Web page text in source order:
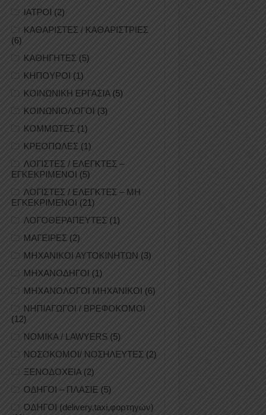
ΙΑΤΡΟΙ (2)
ΚΑΘΑΡΙΣΤΕΣ / ΚΑΘΑΡΙΣΤΡΙΕΣ
(6)
ΚΑΘΗΓΗΤΕΣ (5)
ΚΗΠΟΥΡΟΙ (1)
ΚΟΙΝΩΝΙΚΗ ΕΡΓΑΣΙΑ(5)
ΚΟΙΝΩΝΙΟΛΟΓΟΙ (3)
ΚΟΜΜΩΤΕΣ (1)
ΚΡΕΟΠΩΛΕΣ (1)
ΛΟΓΙΣΤΕΣ / ΕΛΕΓΚΤΕΣ –
ΕΓΚΕΚΡΙΜΕΝΟΙ (5)
ΛΟΓΙΣΤΕΣ / ΕΛΕΓΚΤΕΣ – ΜΗ
ΕΓΚΕΚΡΙΜΕΝΟΙ (21)
ΛΟΓΟΘΕΡΑΠΕΥΤΕΣ (1)
ΜΑΓΕΙΡΕΣ (2)
ΜΗΧΑΝΙΚΟΙ ΑΥΤΟΚΙΝΗΤΩΝ (3)
ΜΗΧΑΝΟΔΗΓΟΙ (1)
ΜΗΧΑΝΟΛΟΓΟΙ ΜΗΧΑΝΙΚΟΙ (6)
ΝΗΠΙΑΓΩΓΟΙ / ΒΡΕΦΟΚΟΜΟΙ
(12)
ΝΟΜΙΚΑ / LAWYERS (5)
ΝΟΣΟΚΟΜΟΙ/ ΝΟΣΗΛΕΥΤΕΣ (2)
ΞΕΝΟΔΟΧΕΙΑ(2)
ΟΔΗΓΟΙ – ΠΛΑΣΙΕ (5)
ΟΔΗΓΟΙ (delivery,taxi,φορτηγών)